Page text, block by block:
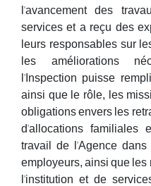
l'avancement des
services et a reçu des
leurs responsables sur
les améliorations
l'Inspection puisse
ainsi que le rôle, les
obligations envers les
d'allocations familiales
travail de l'Agence
employeurs, ainsi que les
l'institution et de